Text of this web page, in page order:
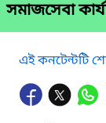
সমাজসেবা
এই কনটেন্টটি